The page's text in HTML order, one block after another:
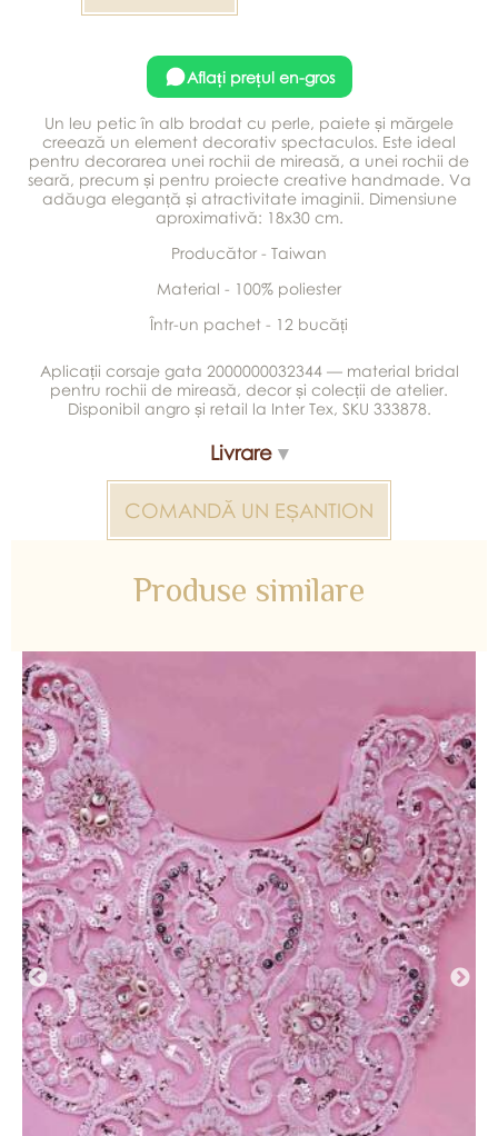
Aflați prețul en-gros
Un leu petic în alb brodat cu perle, paiete și mărgele
creează un element decorativ spectaculos. Este ideal
pentru decorarea unei rochii de mireasă, a unei rochii de
seară, precum și pentru proiecte creative handmade. Va
adăuga eleganță și atractivitate imaginii. Dimensiune
aproximativă: 18x30 cm.
Producător - Taiwan
Material - 100% poliester
Într-un pachet - 12 bucăți
Aplicații corsaje gata 2000000032344 — material bridal
pentru rochii de mireasă, decor și colecții de atelier.
Disponibil angro și retail la Inter Tex, SKU 333878.
Livrare
COMANDĂ UN EȘANTION
Produse similare